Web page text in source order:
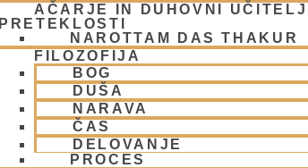
AČARJE IN DUHOVNI
PRETEKLOSTI
NAROTTAM DAS THAKUR
FILOZOFIJA
BOG
DUŠA
NARAVA
ČAS
DELOVANJE
PROCES